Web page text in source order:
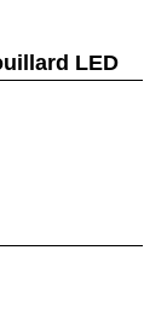
LED